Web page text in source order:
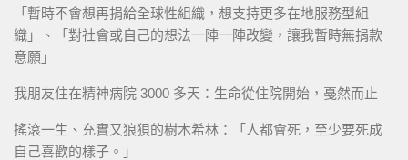
「暫時不會想再捐給全球性組織，想支持更多在地服務型組
織」、「對社會或自己的想法一陣一陣改變，讓我暫時無捐款
意願」
我朋友住在精神病院 3000 多天：生命從住院開始，戞然而止
搖滾一生、充實又狼狽的樹木希林：「人都會死，至少要死成
自己喜歡的樣子。」